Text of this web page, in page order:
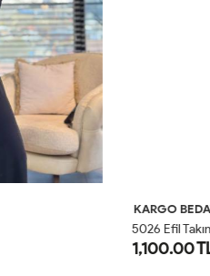
KARGO BEDAVA
5026 Efil Takım Haki
1,100.00 TL